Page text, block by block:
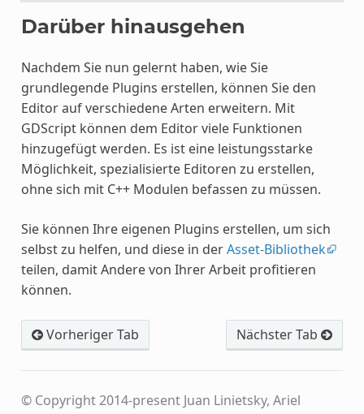
Darüber hinausgehen
Nachdem Sie nun gelernt haben, wie Sie
grundlegende Plugins erstellen, können Sie den
Editor auf verschiedene Arten erweitern. Mit
GDScript können dem Editor viele Funktionen
hinzugefügt werden. Es ist eine leistungsstarke
Möglichkeit, spezialisierte Editoren zu erstellen,
ohne sich mit C++ Modulen befassen zu müssen.
Sie können Ihre eigenen Plugins erstellen, um sich
selbst zu helfen, und diese in derAsset-Bibliothek
teilen, damit Andere von Ihrer Arbeit profitieren
können.
Vorheriger Tab Nächster Tab
© Copyright 2014-present Juan Linietsky, Ariel